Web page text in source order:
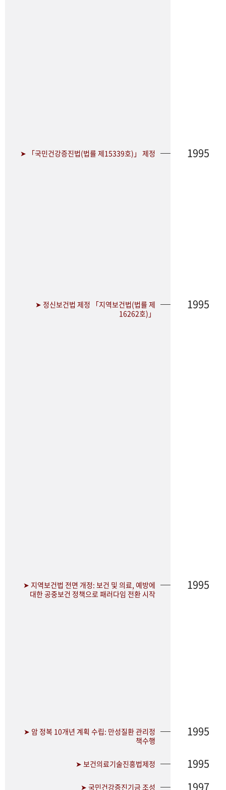
➤ 「국민건강증진법(법률 제15339호)」 제정 1995
➤ 정신보건법 제정 「지역보건법(법률 제
16262호)」
1995
➤ 지역보건법 전면 개정: 보건 및 의료, 예방에
대한 공중보건 정책으로 패러다임 전환 시작
1995
➤ 암 정복 10개년 계획 수립: 만성질환 관리정
책수행
1995
➤ 보건의료기술진흥법제정 1995
➤ 국민건강증진기금 조성 1997